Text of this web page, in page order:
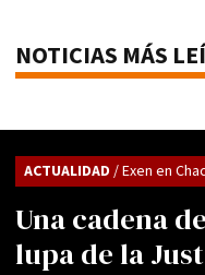
NOTICIAS MÁS
Una cadena
lupa de la
ACTUALIDAD / Exen en